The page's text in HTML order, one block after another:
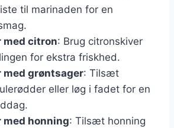
til marinaden for en
med citron: Brug citronskiver
for ekstra friskhed.
med grøntsager: Tilsæt
eller løg i fadet for en
med honning: Tilsæt honning